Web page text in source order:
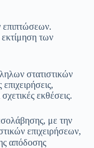
επιπτώσεων.
των
στατιστικών
εκθέσεις.
με την
επιχειρήσεων,
απόδοσης